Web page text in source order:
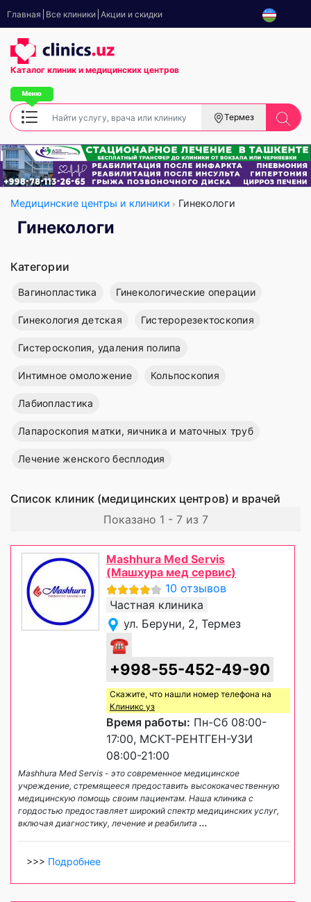
Главная Все клиники Акции и скидки
Каталог клиник и медицинских центров
Термез
Медицинские центры и клиники Гинекологи
Гинекологи
Категории
Вагинопластика Гинекологические операции
Гинекология детская Гистерорезектоскопия
Гистероскопия, удаления полипа
Интимное омоложение Кольпоскопия
Лабиопластика
Лапароскопия матки, яичника и маточных труб
Лечение женского бесплодия
Список клиник (медицинских центров) и врачей
Показано 1 - 7 из 7
Mashhura Med Servis
(Машхура мед сервис)
10 отзывов
Частная клиника
ул. Беруни, 2, Термез
☎
+998-55-452-49-90
Скажите, что нашли номер телефона на
Клиникс уз
Время работы: Пн-Сб 08:00-
17:00, МСКТ-РЕНТГЕН-УЗИ
08:00-21:00
Mashhura Med Servis - это современное медицинское
учреждение, стремящееся предоставить высококачественную
медицинскую помощь своим пациентам. Наша клиника с
гордостью предоставляет широкий спектр медицинских услуг,
включая диагностику, лечение и реабилита ...
>>> Подробнее